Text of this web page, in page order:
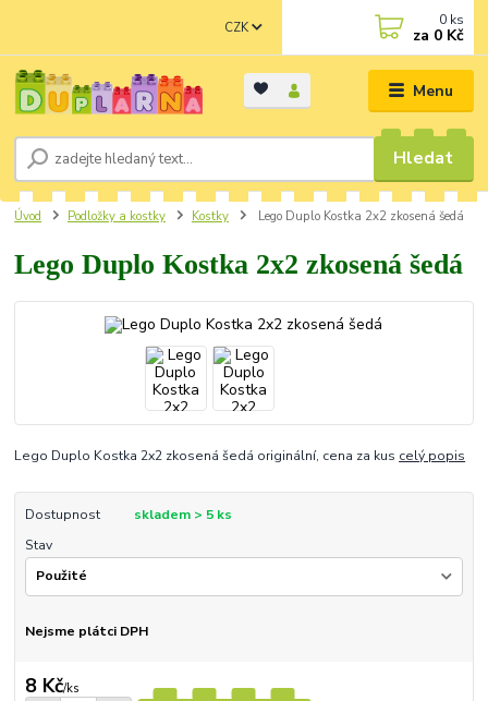
Menu
CZK
Hledat
0 ks
za 0 Kč
Úvod Podložky a kostky Kostky Lego Duplo Kostka 2x2 zkosená šedá
Lego Duplo Kostka 2x2 zkosená šedá
Lego Duplo Kostka 2x2 zkosená šedá originální, cena za kus celý popis
Dostupnost
skladem > 5 ks
Stav
Nejsme plátci DPH
8 Kč/ks